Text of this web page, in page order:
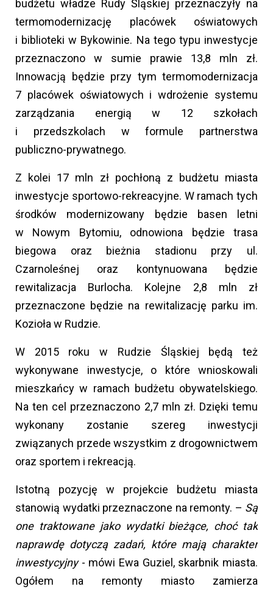
budżetu władze Rudy Śląskiej przeznaczyły na
termomodernizację placówek oświatowych
i biblioteki w Bykowinie. Na tego typu inwestycje
przeznaczono w sumie prawie 13,8 mln zł.
Innowacją będzie przy tym termomodernizacja
7 placówek oświatowych i wdrożenie systemu
zarządzania energią w 12 szkołach
i przedszkolach w formule partnerstwa
publiczno-prywatnego.
Z kolei 17 mln zł pochłoną z budżetu miasta
inwestycje sportowo-rekreacyjne. W ramach tych
środków modernizowany będzie basen letni
w Nowym Bytomiu, odnowiona będzie trasa
biegowa oraz bieżnia stadionu przy ul.
Czarnoleśnej oraz kontynuowana będzie
rewitalizacja Burlocha. Kolejne 2,8 mln zł
przeznaczone będzie na rewitalizację parku im.
Kozioła w Rudzie.
W 2015 roku w Rudzie Śląskiej będą też
wykonywane inwestycje, o które wnioskowali
mieszkańcy w ramach budżetu obywatelskiego.
Na ten cel przeznaczono 2,7 mln zł. Dzięki temu
wykonany zostanie szereg inwestycji
związanych przede wszystkim z drogownictwem
oraz sportem i rekreacją.
Istotną pozycję w projekcie budżetu miasta
stanowią wydatki przeznaczone na remonty. – Są
one traktowane jako wydatki bieżące, choć tak
naprawdę dotyczą zadań, które mają charakter
inwestycyjny- mówi Ewa Guziel, skarbnik miasta.
Ogółem na remonty miasto zamierza